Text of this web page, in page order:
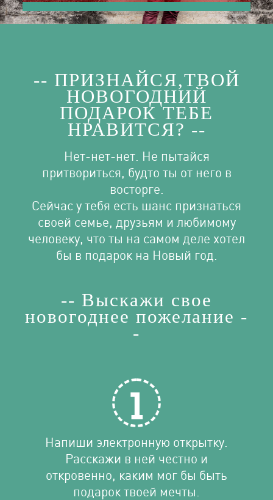
-- ПРИЗНАЙСЯ,ТВОЙ
НОВОГОДНИЙ
ПОДАРОК ТЕБЕ
НРАВИТСЯ? --
Нет-нет-нет. Не пытайся
притвориться, будто ты от него в
восторге.
Сейчас у тебя есть шанс признаться
своей семье, друзьям и любимому
человеку, что ты на самом деле хотел
бы в подарок на Новый год.
-- Выскажи свое
новогоднее пожелание -
-
1
Напиши электронную открытку.
Расскажи в ней честно и
откровенно, каким мог бы быть
подарок твоей мечты.